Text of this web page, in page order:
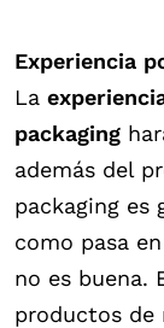
Experiencia
La
packaging
además del
packaging es
como pasa
no es buena.
productos de